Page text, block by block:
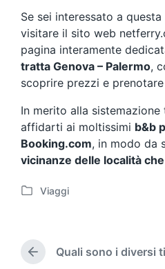
Se sei interessato a
visitare il sito web
pagina interamente
tratta Genova – Palermo,
scoprire prezzi e
In merito alla
affidarti ai moltissimi b&b
Booking.com, in modo da
vicinanze delle località
P
e
Viaggi
P
Quali sono i diversi